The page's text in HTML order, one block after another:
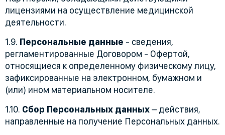
лицензиями на осуществление медицинской
деятельности.
1.9. Персональные данные - сведения,
регламентированные Договором - Офертой,
относящиеся к определенному физическому лицу,
зафиксированные на электронном, бумажном и
(или) ином материальном носителе.
1.10. Сбор Персональных данных– действия,
направленные на получение Персональных данных.